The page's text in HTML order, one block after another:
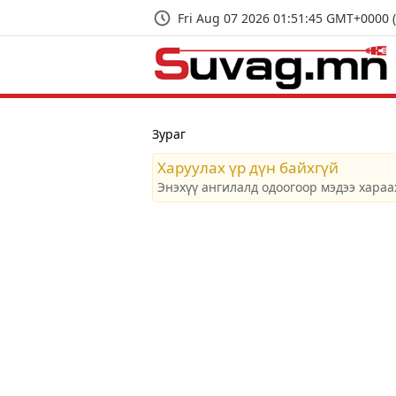
Fri Aug 07 2026 01:51:46
Зураг
Харуулах үр дүн байхгүй
Энэхүү ангилалд одоогоор мэдээ